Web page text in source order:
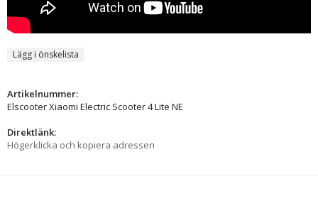
Lägg i önskelista
Artikelnummer:
Elscooter Xiaomi Electric Scooter 4 Lite NE
Direktlänk:
Högerklicka och kopiera adressen